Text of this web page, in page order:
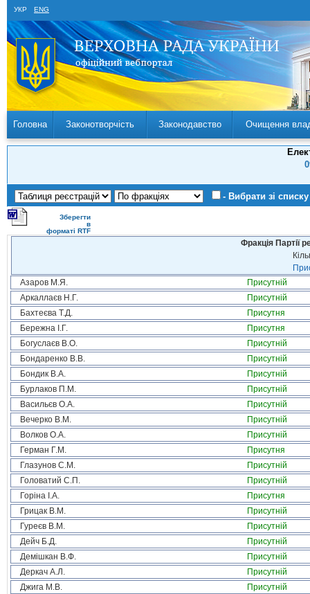
УКР ENG
Головна Законотворчість Законодавство Очищення
- Вибрати зі списку
Зберегти
в
форматі RTF
Фракція Партії
Азаров М.Я.
Присутній
Аркаллаєв Н.Г.
Присутній
Бахтеєва Т.Д.
Присутня
Бережна І.Г.
Присутня
Богуслаєв В.О.
Присутній
Бондаренко В.В.
Присутній
Бондик В.А.
Присутній
Бурлаков П.М.
Присутній
Васильєв О.А.
Присутній
Вечерко В.М.
Присутній
Волков О.А.
Присутній
Герман Г.М.
Присутня
Глазунов С.М.
Присутній
Головатий С.П.
Присутній
Горіна І.А.
Присутня
Грицак В.М.
Присутній
Гуреєв В.М.
Присутній
Дейч Б.Д.
Присутній
Демішкан В.Ф.
Присутній
Деркач А.Л.
Присутній
Джига М.В.
Присутній